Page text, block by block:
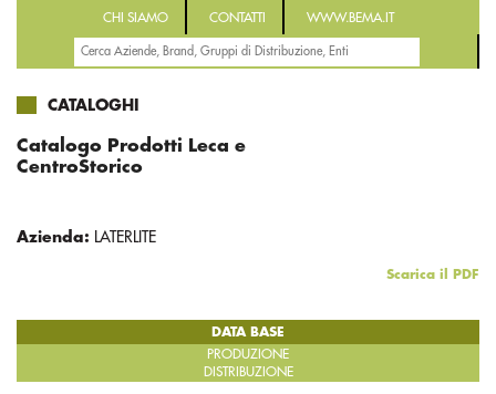
CHI SIAMO CONTATTI WWW.BEMA.IT
CATALOGHI
Catalogo Prodotti Leca e
CentroStorico
Azienda: LATERLITE
Scarica il PDF
DATA BASE
PRODUZIONE
DISTRIBUZIONE